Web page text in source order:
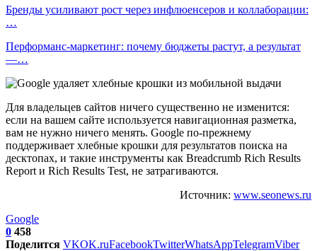
Бренды усиливают рост через инфлюенсеров и коллаборации:
…
Перформанс-маркетинг: почему бюджеты растут, а результат
—…
Для владельцев сайтов ничего существенно не изменится:
если на вашем сайте используется навигационная разметка,
вам не нужно ничего менять. Google по-прежнему
поддерживает хлебные крошки для результатов поиска на
десктопах, и такие инструменты как Breadcrumb Rich Results
Report и Rich Results Test, не затрагиваются.
Источник: www.seonews.ru
Google
0 458
Поделится VKOK.ruFacebookTwitterWhatsAppTelegramViber